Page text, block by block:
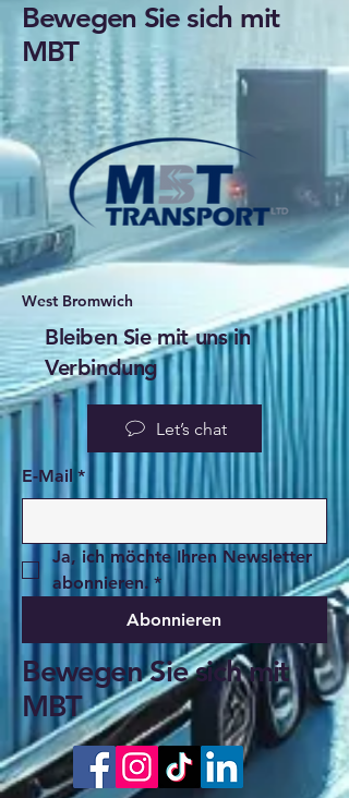
Bewegen Sie sich mit
MBT
West Bromwich
Bleiben Sie mit uns in
Verbindung
Let’s chat
E-Mail *
Ja, ich möchte Ihren Newsletter
abonnieren. *
Abonnieren
Bewegen Sie sich mit
MBT